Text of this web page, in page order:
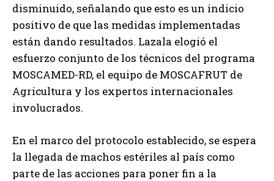
disminuido, señalando que esto es un indicio
positivo de que las medidas implementadas
están dando resultados. Lazala elogió el
esfuerzo conjunto de los técnicos del programa
MOSCAMED-RD, el equipo de MOSCAFRUT de
Agricultura y los expertos internacionales
involucrados.
En el marco del protocolo establecido, se espera
la llegada de machos estériles al país como
parte de las acciones para poner fin a la